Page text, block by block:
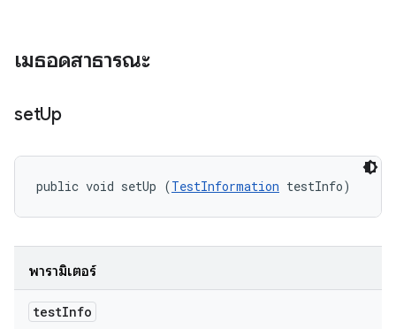
เมธอดสาธารณะ
setUp
public void setUp (TestInformation testInfo)
พารามิเตอร์
testInfo